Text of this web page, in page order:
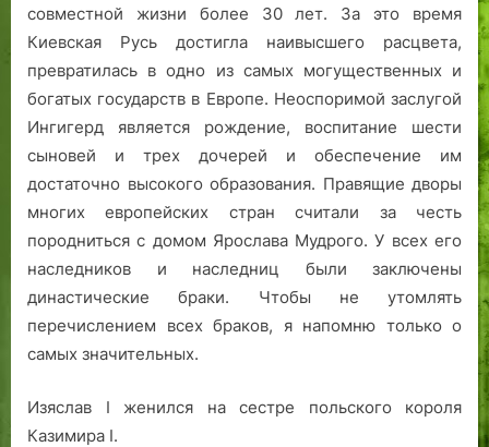
совместной жизни более 30 лет. За это время
Киевская Русь достигла наивысшего расцвета,
превратилась в одно из самых могущественных и
богатых государств в Европе. Неоспоримой заслугой
Ингигерд является рождение, воспитание шести
сыновей и трех дочерей и обеспечение им
достаточно высокого образования. Правящие дворы
многих европейских стран считали за честь
породниться с домом Ярослава Мудрого. У всех его
наследников и наследниц были заключены
династические браки. Чтобы не утомлять
перечислением всех браков, я напомню только о
самых значительных.
Изяслав I женился на сестре польского короля
Казимира I.